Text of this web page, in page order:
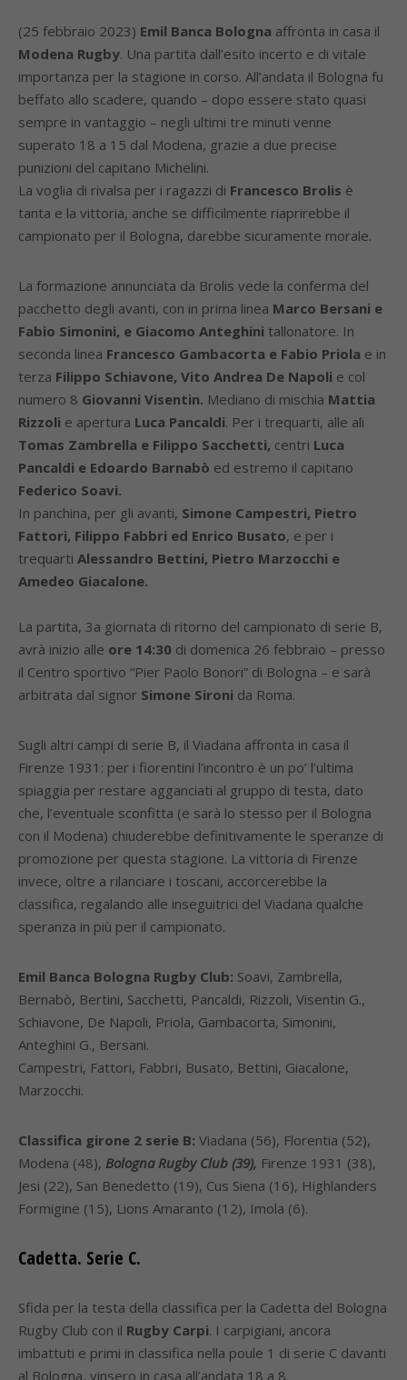
(25 febbraio 2023) Emil Banca Bologna affronta in casa il
Modena Rugby. Una partita dall’esito incerto e di vitale
importanza per la stagione in corso. All’andata il Bologna fu
beffato allo scadere, quando – dopo essere stato quasi
sempre in vantaggio – negli ultimi tre minuti venne
superato 18 a 15 dal Modena, grazie a due precise
punizioni del capitano Michelini.
La voglia di rivalsa per i ragazzi di Francesco Brolis è
tanta e la vittoria, anche se difficilmente riaprirebbe il
campionato per il Bologna, darebbe sicuramente morale.
La formazione annunciata da Brolis vede la conferma del
pacchetto degli avanti, con in prima linea Marco Bersani e
Fabio Simonini, e Giacomo Anteghini tallonatore. In
seconda linea Francesco Gambacorta e Fabio Priola e in
terza Filippo Schiavone, Vito Andrea De Napoli e col
numero 8 Giovanni Visentin. Mediano di mischia Mattia
Rizzoli e apertura Luca Pancaldi. Per i trequarti, alle ali
Tomas Zambrella e Filippo Sacchetti, centri Luca
Pancaldi e Edoardo Barnabò ed estremo il capitano
Federico Soavi.
In panchina, per gli avanti, Simone Campestri, Pietro
Fattori, Filippo Fabbri ed Enrico Busato, e per i
trequarti Alessandro Bettini, Pietro Marzocchi e
Amedeo Giacalone.
La partita, 3a giornata di ritorno del campionato di serie B,
avrà inizio alle ore 14:30 di domenica 26 febbraio – presso
il Centro sportivo “Pier Paolo Bonori” di Bologna – e sarà
arbitrata dal signor Simone Sironi da Roma.
Sugli altri campi di serie B, il Viadana affronta in casa il
Firenze 1931: per i fiorentini l’incontro è un po’ l’ultima
spiaggia per restare agganciati al gruppo di testa, dato
che, l’eventuale sconfitta (e sarà lo stesso per il Bologna
con il Modena) chiuderebbe definitivamente le speranze di
promozione per questa stagione. La vittoria di Firenze
invece, oltre a rilanciare i toscani, accorcerebbe la
classifica, regalando alle inseguitrici del Viadana qualche
speranza in più per il campionato.
Emil Banca Bologna Rugby Club: Soavi, Zambrella,
Bernabò, Bertini, Sacchetti, Pancaldi, Rizzoli, Visentin G.,
Schiavone, De Napoli, Priola, Gambacorta, Simonini,
Anteghini G., Bersani.
Campestri, Fattori, Fabbri, Busato, Bettini, Giacalone,
Marzocchi.
Classifica girone 2 serie B: Viadana (56), Florentia (52),
Modena (48), Bologna Rugby Club (39), Firenze 1931 (38),
Jesi (22), San Benedetto (19), Cus Siena (16), Highlanders
Formigine (15), Lions Amaranto (12), Imola (6).
Cadetta. Serie C.
Sfida per la testa della classifica per la Cadetta del Bologna
Rugby Club con il Rugby Carpi. I carpigiani, ancora
imbattuti e primi in classifica nella poule 1 di serie C davanti
al Bologna, vinsero in casa all’andata 18 a 8.